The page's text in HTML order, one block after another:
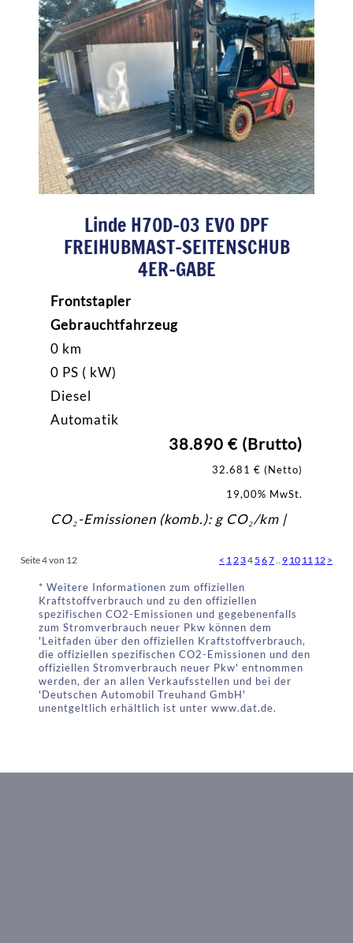
Linde H70D-03 EVO DPF
FREIHUBMAST-SEITENSCHUB
4ER-GABE
Frontstapler
Gebrauchtfahrzeug
0 km
0 PS ( kW)
Diesel
Automatik
38.890 € (Brutto)
32.681 € (Netto)
19,00% MwSt.
CO₂-Emissionen (komb.): g CO₂/km |
Seite 4 von 12 < 1 234 5 67 9 10 11 12 >
* Weitere Informationen zum offiziellen
Kraftstoffverbrauch und zu den offiziellen
spezifischen CO2-Emissionen und gegebenenfalls
zum Stromverbrauch neuer Pkw können dem
'Leitfaden über den offiziellen Kraftstoffverbrauch,
die offiziellen spezifischen CO2-Emissionen und den
offiziellen Stromverbrauch neuer Pkw' entnommen
werden, der an allen Verkaufsstellen und bei der
'Deutschen Automobil Treuhand GmbH'
unentgeltlich erhältlich ist unter www.dat.de.